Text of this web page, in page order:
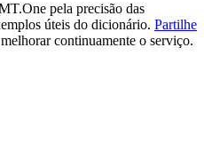
pela precisão das
úteis do dicionário. Partilhe
continuamente o serviço.